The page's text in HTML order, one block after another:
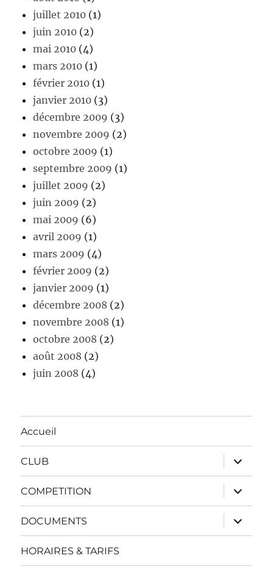
juillet 2010 (1)
juin 2010 (2)
mai 2010 (4)
mars 2010 (1)
février 2010 (1)
janvier 2010 (3)
décembre 2009 (3)
novembre 2009 (2)
octobre 2009 (1)
septembre 2009 (1)
juillet 2009 (2)
juin 2009 (2)
mai 2009 (6)
avril 2009 (1)
mars 2009 (4)
février 2009 (2)
janvier 2009 (1)
décembre 2008 (2)
novembre 2008 (1)
octobre 2008 (2)
août 2008 (2)
juin 2008 (4)
Accueil
CLUB
ouvrir
le
sous-
menu
COMPETITION
ouvrir
le
sous-
menu
DOCUMENTS
ouvrir
le
sous-
HORAIRES & TARIFS